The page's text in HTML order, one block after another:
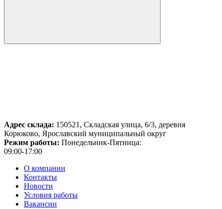
Адрес склада: 150521, Складская улица, 6/3, деревня
Корюково, Ярославский муниципальный округ
Режим работы: Понедельник-Пятница:
09:00-17:00
О компании
Контакты
Новости
Условия работы
Вакансии